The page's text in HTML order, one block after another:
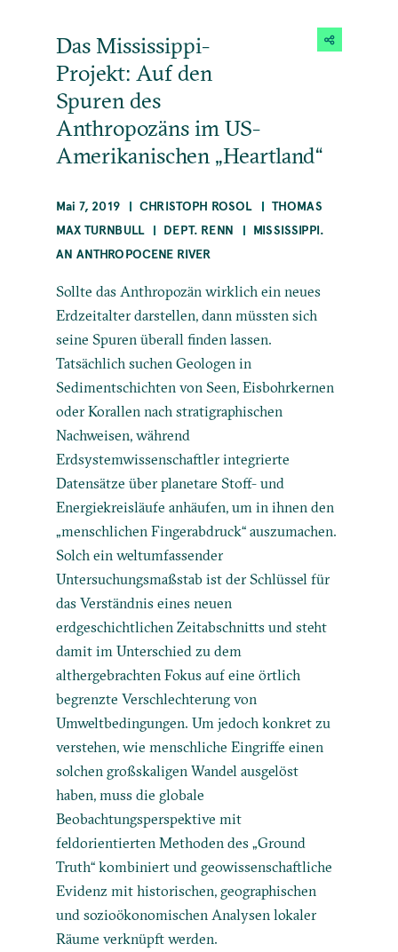
Das Mississippi-
Projekt: Auf den
Spuren des
Anthropozäns im US-
Amerikanischen „Heartland“
Mai 7, 2019 CHRISTOPH ROSOL
THOMAS
MAX TURNBULL
DEPT. RENN
MISSISSIPPI.
AN ANTHROPOCENE RIVER
Sollte das Anthropozän wirklich ein neues
Erdzeitalter darstellen, dann müssten sich
seine Spuren überall finden lassen.
Tatsächlich suchen Geologen in
Sedimentschichten von Seen, Eisbohrkernen
oder Korallen nach stratigraphischen
Nachweisen, während
Erdsystemwissenschaftler integrierte
Datensätze über planetare Stoff- und
Energiekreisläufe anhäufen, um in ihnen den
„menschlichen Fingerabdruck“ auszumachen.
Solch ein weltumfassender
Untersuchungsmaßstab ist der Schlüssel für
das Verständnis eines neuen
erdgeschichtlichen Zeitabschnitts und steht
damit im Unterschied zu dem
althergebrachten Fokus auf eine örtlich
begrenzte Verschlechterung von
Umweltbedingungen. Um jedoch konkret zu
verstehen, wie menschliche Eingriffe einen
solchen großskaligen Wandel ausgelöst
haben, muss die globale
Beobachtungsperspektive mit
feldorientierten Methoden des „Ground
Truth“ kombiniert und geowissenschaftliche
Evidenz mit historischen, geographischen
und sozioökonomischen Analysen lokaler
Räume verknüpft werden.